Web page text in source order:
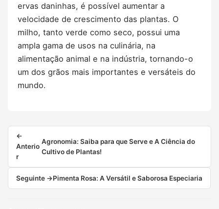
ervas daninhas, é possível aumentar a
velocidade de crescimento das plantas. O
milho, tanto verde como seco, possui uma
ampla gama de usos na culinária, na
alimentação animal e na indústria, tornando-o
um dos grãos mais importantes e versáteis do
mundo.
←
Anterio
r
Agronomia: Saiba para que Serve e A Ciência do
Cultivo de Plantas!
Seguinte →Pimenta Rosa: A Versátil e Saborosa Especiaria